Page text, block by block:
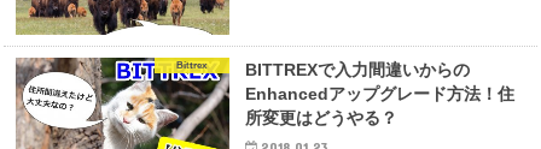
Bittrex
BITTREXで入力間違いからの
Enhancedアップグレード方法！住
所変更はどうやる？